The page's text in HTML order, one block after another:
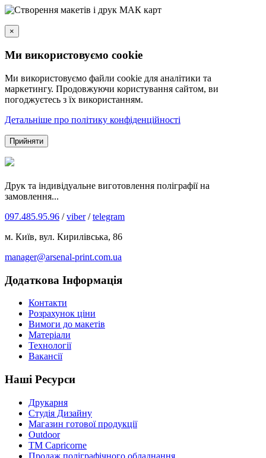
×
Ми використовуємо cookie
Ми використовуємо файли cookie для аналітики та
маркетингу. Продовжуючи користування сайтом, ви
погоджуєтесь з їх використанням.
Детальніше про політику конфіденційності
Прийняти
Друк та індивідуальне виготовлення поліграфії на
замовлення...
097.485.95.96 /viber/telegram
м. Київ, вул. Кирилівська, 86
manager@arsenal-print.com.ua
Додаткова Інформація
Контакти
Розрахунок ціни
Вимоги до макетів
Матеріали
Технології
Вакансії
Наші Ресурси
Друкарня
Студія Дизайну
Магазин готової продукції
Outdoor
TM Capricorne
Продаж поліграфічного обладнання